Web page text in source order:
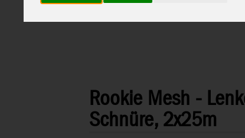
Rookie Mesh -
Schnüre, 2x25m